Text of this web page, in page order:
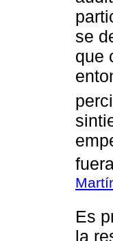
se
que
Es
la